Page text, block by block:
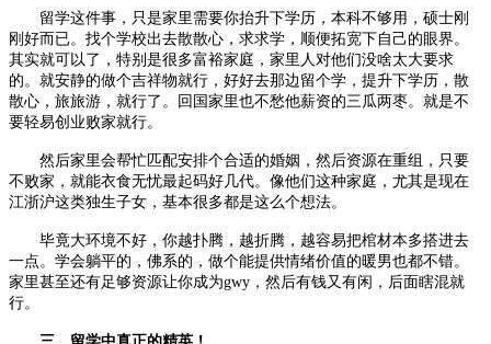
留学这件事，只是家里需要你抬升下学历，本科不够用，硕士刚
刚好而已。找个学校出去散散心，求求学，顺便拓宽下自己的眼界。
其实就可以了，特别是很多富裕家庭，家里人对他们没啥太大要求
的。就安静的做个吉祥物就行，好好去那边留个学，提升下学历，散
散心，旅旅游，就行了。回国家里也不愁他薪资的三瓜两枣。就是不
要轻易创业败家就行。
然后家里会帮忙匹配安排个合适的婚姻，然后资源在重组，只要
不败家，就能衣食无忧最起码好几代。像他们这种家庭，尤其是现在
江浙沪这类独生子女，基本很多都是这么个想法。
毕竟大环境不好，你越扑腾，越折腾，越容易把棺材本多搭进去
一点。学会躺平的，佛系的，做个能提供情绪价值的暖男也都不错。
家里甚至还有足够资源让你成为gwy，然后有钱又有闲，后面瞎混就
行。